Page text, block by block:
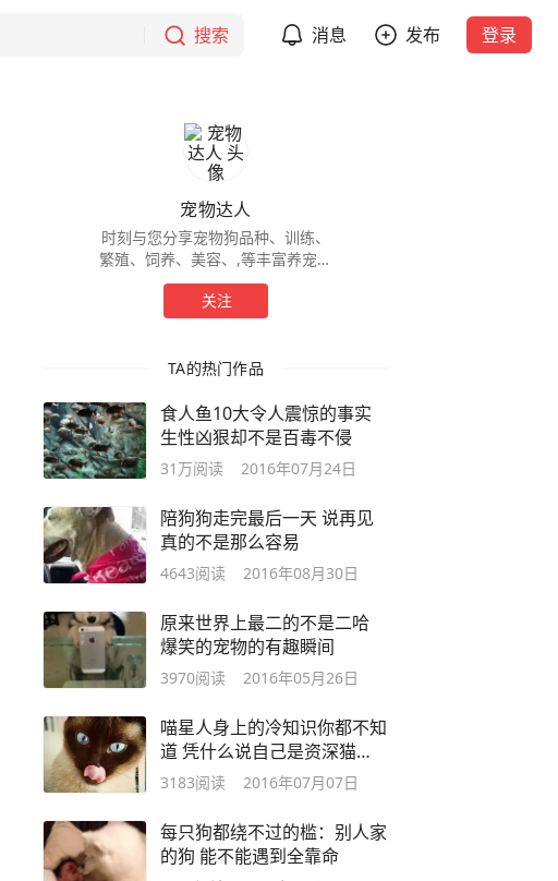
搜索 消息 发布 登录
宠物达人
时刻与您分享宠物狗品种、训练、
繁殖、饲养、美容、,等丰富养宠知
识。
关注
TA的热门作品
食人鱼10大令人震惊的事实
生性凶狠却不是百毒不侵
31万阅读 2016年07月24日
陪狗狗走完最后一天 说再见
真的不是那么容易
4643阅读 2016年08月30日
原来世界上最二的不是二哈
爆笑的宠物的有趣瞬间
3970阅读 2016年05月26日
喵星人身上的冷知识你都不知
道 凭什么说自己是资深猫
奴？
3183阅读 2016年07月07日
每只狗都绕不过的槛：别人家
的狗 能不能遇到全靠命